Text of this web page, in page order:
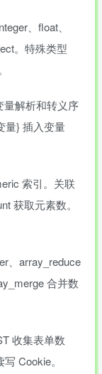
、float、
。特殊类型
量解析和转义序
量} 插入变量
索引。关联
获取元素数。
、array_reduce
合并数
收集表单数
Cookie。